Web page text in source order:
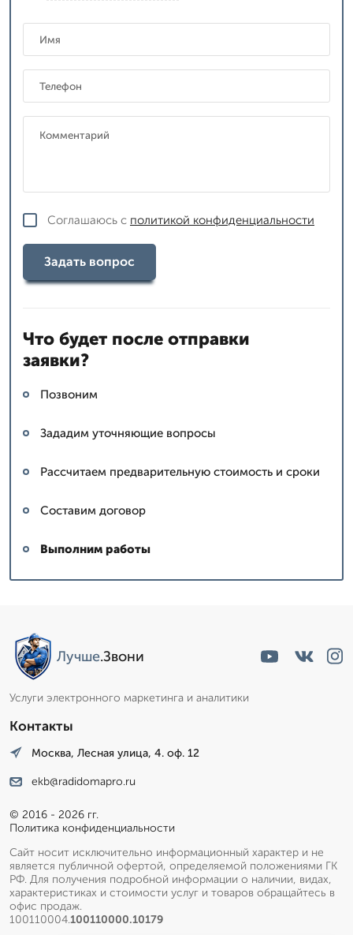
Соглашаюсь с политикой конфиденциальности
Задать вопрос
Что будет после отправки
заявки?
Позвоним
Зададим уточняющие вопросы
Рассчитаем предварительную стоимость и сроки
Составим договор
Выполним работы
Лучше.Звони
Услуги электронного маркетинга и аналитики
Контакты
Москва, Лесная улица, 4. оф. 12
ekb@radidomapro.ru
© 2016 - 2026 гг.
Политика конфиденциальности
Сайт носит исключительно информационный характер и не
является публичной офертой, определяемой положениями ГК
РФ. Для получения подробной информации о наличии, видах,
характеристиках и стоимости услуг и товаров обращайтесь в
офис продаж.
100110004.100110000.10179